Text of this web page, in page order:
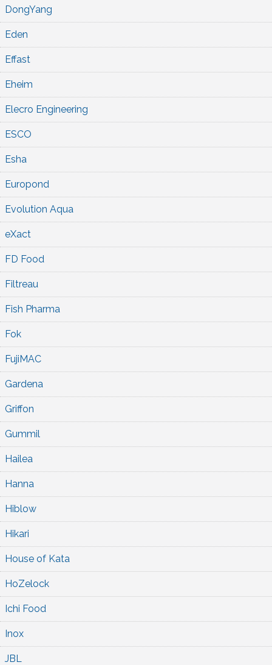
DongYang
Eden
Effast
Eheim
Elecro Engineering
ESCO
Esha
Europond
Evolution Aqua
eXact
FD Food
Filtreau
Fish Pharma
Fok
FujiMAC
Gardena
Griffon
Gummil
Hailea
Hanna
Hiblow
Hikari
House of Kata
HoZelock
Ichi Food
Inox
JBL